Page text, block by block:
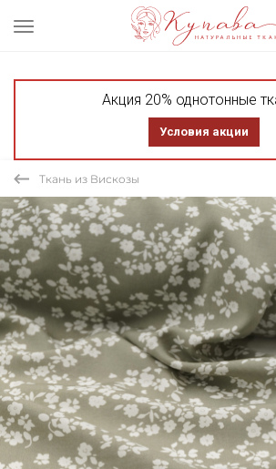
Акция 20% однотонные
Условия акции
Ткань из Вискозы